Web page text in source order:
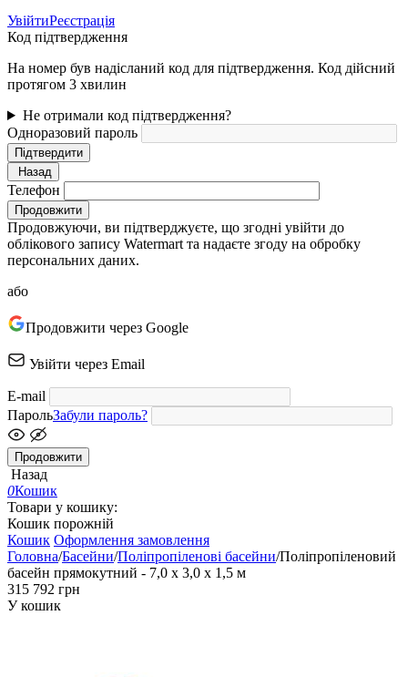
УвійтиРеєстрація
Код підтвердження
На номер був надісланий код для підтвердження. Код дійсний
протягом 3 хвилин
Не отримали код підтвердження?
Одноразовий пароль
Підтвердити
Назад
Телефон
Продовжити
Продовжуючи, ви підтверджуєте, що згодні увійти до
облікового запису Watermart та надаєте згоду на обробку
персональних даних.
або
Продовжити через Google
Увійти через Email
E-mail
ПарольЗабули пароль?
Продовжити
Назад
0Кошик
Товари у кошику:
Кошик порожній
Кошик Оформлення замовлення
Головна/Басейни/Поліпропіленові басейни/Поліпропіленовий
басейн прямокутний - 7,0 x 3,0 x 1,5 м
‍315 792‍ грн
У кошик